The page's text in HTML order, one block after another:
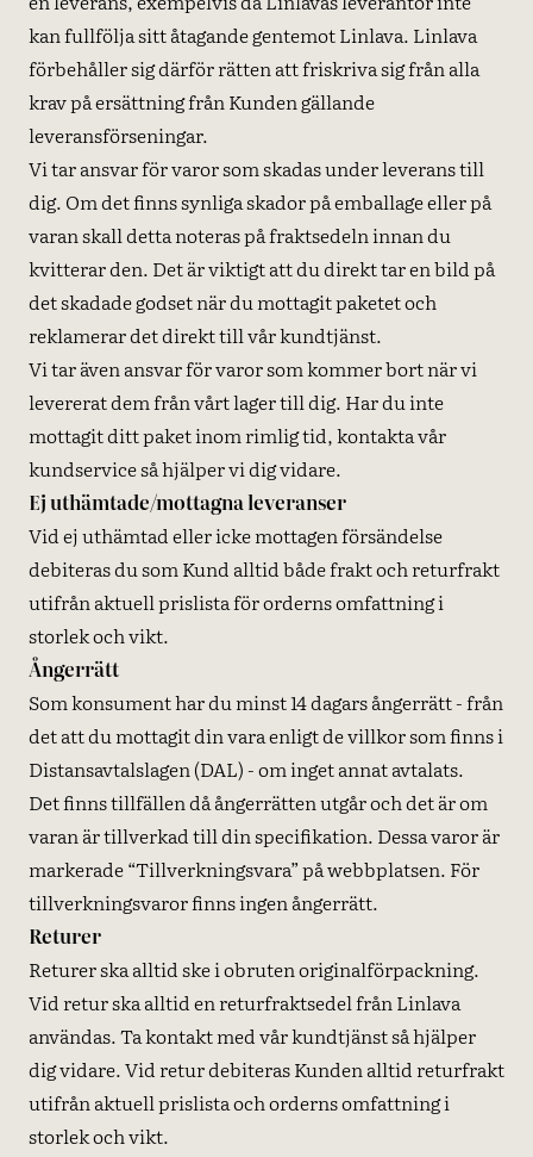
kan fullfölja sitt åtagande gentemot Linlava. Linlava
förbehåller sig därför rätten att friskriva sig från alla
krav på ersättning från Kunden gällande
leveransförseningar.
Vi tar ansvar för varor som skadas under leverans till
dig. Om det finns synliga skador på emballage eller på
varan skall detta noteras på fraktsedeln innan du
kvitterar den. Det är viktigt att du direkt tar en bild på
det skadade godset när du mottagit paketet och
reklamerar det direkt till vår kundtjänst.
Vi tar även ansvar för varor som kommer bort när vi
levererat dem från vårt lager till dig. Har du inte
mottagit ditt paket inom rimlig tid, kontakta vår
kundservice så hjälper vi dig vidare.
Ej uthämtade/mottagna leveranser
Vid ej uthämtad eller icke mottagen försändelse
debiteras du som Kund alltid både frakt och returfrakt
utifrån aktuell prislista för orderns omfattning i
storlek och vikt.
Ångerrätt
Som konsument har du minst 14 dagars ångerrätt - från
det att du mottagit din vara enligt de villkor som finns i
Distansavtalslagen (DAL) - om inget annat avtalats.
Det finns tillfällen då ångerrätten utgår och det är om
varan är tillverkad till din specifikation. Dessa varor är
markerade “Tillverkningsvara” på webbplatsen. För
tillverkningsvaror finns ingen ångerrätt.
Returer
Returer ska alltid ske i obruten originalförpackning.
Vid retur ska alltid en returfraktsedel från Linlava
användas. Ta kontakt med vår kundtjänst så hjälper
dig vidare. Vid retur debiteras Kunden alltid returfrakt
utifrån aktuell prislista och orderns omfattning i
storlek och vikt.